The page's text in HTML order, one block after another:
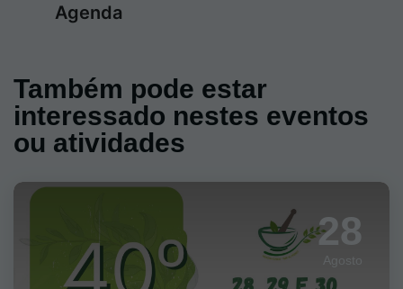
Agenda
Também pode estar
interessado nestes eventos
ou atividades
28
Agosto